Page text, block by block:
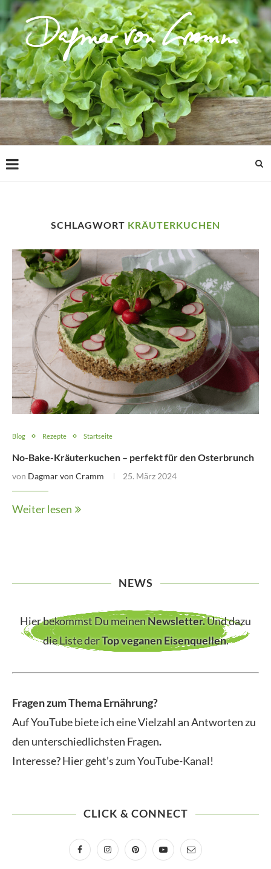
SCHLAGWORT KRÄUTERKUCHEN
Blog Rezepte Startseite
No-Bake-Kräuterkuchen – perfekt für den Osterbrunch
von Dagmar von Cramm 25. März 2024
Weiter lesen
NEWS
Hier bekommst Du meinenNewsletter.Und dazu
die Liste derTop veganen Eisenquellen.
Fragen zum Thema Ernährung?
Auf YouTube biete ich eine Vielzahl an Antworten zu
den unterschiedlichsten Fragen.
Interesse? Hier geht’s zum YouTube-Kanal!
CLICK & CONNECT